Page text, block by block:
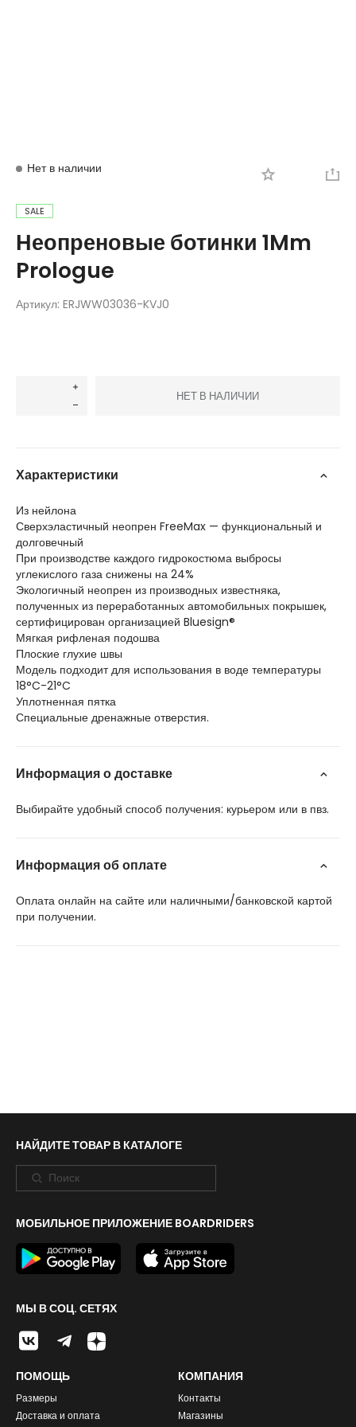
Нет в наличии
SALE
Неопреновые ботинки 1Mm
Prologue
Артикул: ERJWW03036-KVJ0
НЕТ В НАЛИЧИИ
Характеристики
Из нейлона
Сверхэластичный неопрен FreeMax — функциональный и
долговечный
При производстве каждого гидрокостюма выбросы
углекислого газа снижены на 24%
Экологичный неопрен из производных известняка,
полученных из переработанных автомобильных покрышек,
сертифицирован организацией Bluesign®
Мягкая рифленая подошва
Плоские глухие швы
Модель подходит для использования в воде температуры
18°C-21°C
Уплотненная пятка
Специальные дренажные отверстия.
Информация о доставке
Выбирайте удобный способ получения: курьером или в пвз.
Информация об оплате
Оплата онлайн на сайте или наличными/банковской картой
при получении.
НАЙДИТЕ ТОВАР В КАТАЛОГЕ
МОБИЛЬНОЕ ПРИЛОЖЕНИЕ BOARDRIDERS
МЫ В СОЦ. СЕТЯХ
ПОМОЩЬ
Размеры
Доставка и оплата
КОМПАНИЯ
Контакты
Магазины